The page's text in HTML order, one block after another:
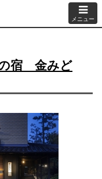
メニュー
宿 金みど